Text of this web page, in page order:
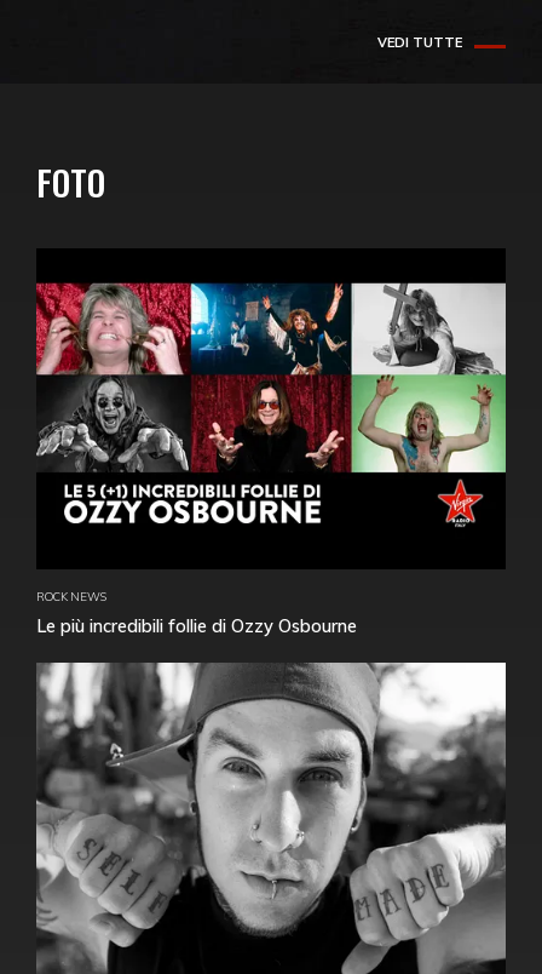
VEDI TUTTE
FOTO
ROCK NEWS
Le più incredibili follie di Ozzy Osbourne